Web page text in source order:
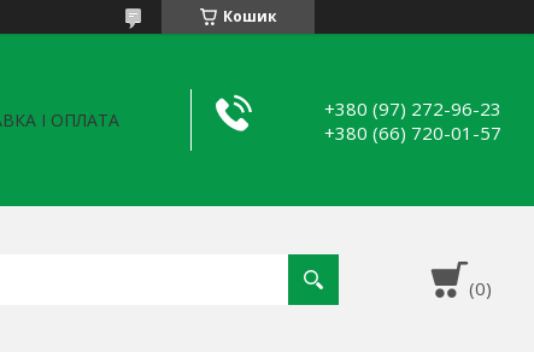
Кошик
І ОПЛАТА
+380 (97) 272-96-23
+380 (66) 720-01-57